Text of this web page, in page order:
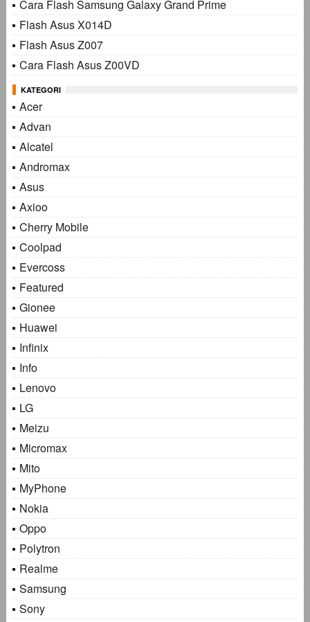
Cara Flash Samsung Galaxy Grand Prime
Flash Asus X014D
Flash Asus Z007
Cara Flash Asus Z00VD
KATEGORI
Acer
Advan
Alcatel
Andromax
Asus
Axioo
Cherry Mobile
Coolpad
Evercoss
Featured
Gionee
Huawei
Infinix
Info
Lenovo
LG
Meizu
Micromax
Mito
MyPhone
Nokia
Oppo
Polytron
Realme
Samsung
Sony